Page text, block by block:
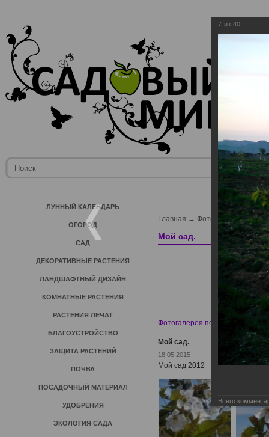
ЛУННЫЙ КАЛЕНДАРЬ
ОГОРОД
САД
ДЕКОРАТИВНЫЕ РАСТЕНИЯ
ЛАНДШАФТНЫЙ ДИЗАЙН
КОМНАТНЫЕ РАСТЕНИЯ
РАСТЕНИЯ ЛЕЧАТ
БЛАГОУСТРОЙСТВО
ЗАЩИТА РАСТЕНИЙ
ПОЧВА
ПОСАДОЧНЫЙ МАТЕРИАЛ
УДОБРЕНИЯ
ЭКОЛОГИЯ САДА
Главная → Фотогалерея
Мой сад.
Фотогалерея пользователей
Мой сад.
18.05.2015
Мой сад 2012
7 из 40
Всего